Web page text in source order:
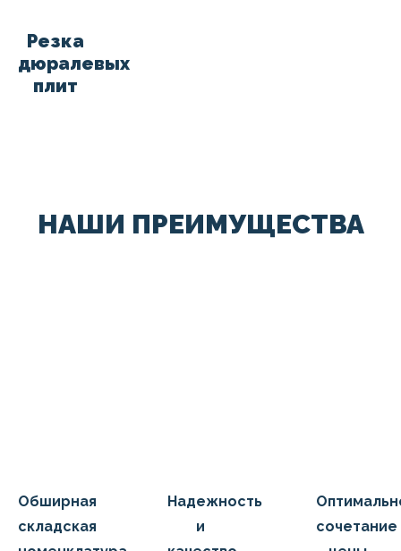
Резка
дюралевых
плит
НАШИ ПРЕИМУЩЕСТВА
Обширная
складская
Надежность
и
сочетание